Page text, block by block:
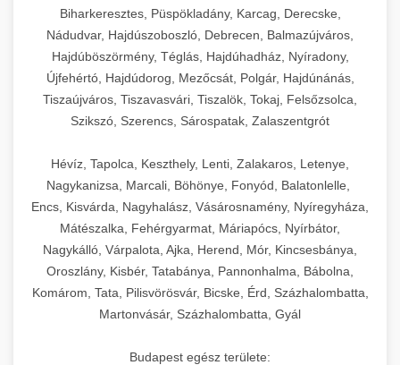
Biharkeresztes, Püspökladány, Karcag, Derecske,
Nádudvar, Hajdúszoboszló, Debrecen, Balmazújváros,
Hajdúböszörmény, Téglás, Hajdúhadház, Nyíradony,
Újfehértó, Hajdúdorog, Mezőcsát, Polgár, Hajdúnánás,
Tiszaújváros, Tiszavasvári, Tiszalök, Tokaj, Felsőzsolca,
Szikszó, Szerencs, Sárospatak, Zalaszentgrót
Hévíz, Tapolca, Keszthely, Lenti, Zalakaros, Letenye,
Nagykanizsa, Marcali, Böhönye, Fonyód, Balatonlelle,
Encs, Kisvárda, Nagyhalász, Vásárosnamény, Nyíregyháza,
Mátészalka, Fehérgyarmat, Máriapócs, Nyírbátor,
Nagykálló, Várpalota, Ajka, Herend, Mór, Kincsesbánya,
Oroszlány, Kisbér, Tatabánya, Pannonhalma, Bábolna,
Komárom, Tata, Pilisvörösvár, Bicske, Érd, Százhalombatta,
Martonvásár, Százhalombatta, Gyál
Budapest egész területe: